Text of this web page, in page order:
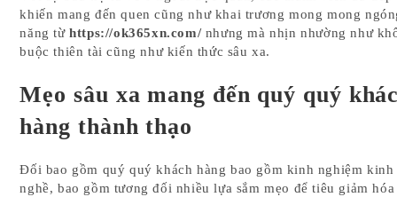
khiến mang đến quen cũng như khai trương mong mong
năng từhttps://ok365xn.com/nhưng mà nhịn nhường như
buộc thiên tài cũng như kiến thức sâu xa.
Mẹo sâu xa mang đến quý quý
hàng thành thạo
Đối bao gồm quý quý khách hàng bao gồm kinh nghiệm kinh
nghề, bao gồm tương đối nhiều lựa sắm mẹo để tiêu giảm